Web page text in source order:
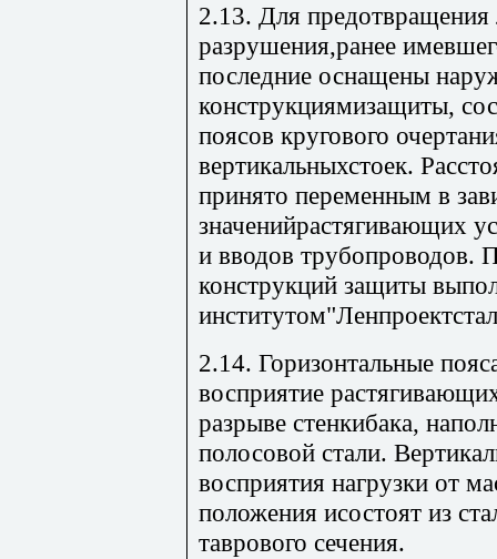
2.13. Для предотвращения
разрушения,ранее
последние оснащены
конструкциямизащиты,
поясов кругового
вертикальныхстоек.
принято переменным в
значенийрастягивающих
и вводов трубопроводов.
конструкций защиты
2.14. Горизонтальные
восприятие
разрыве стенкибака,
полосовой стали.
восприятия нагрузки от
положения исостоят из
таврового сечения.